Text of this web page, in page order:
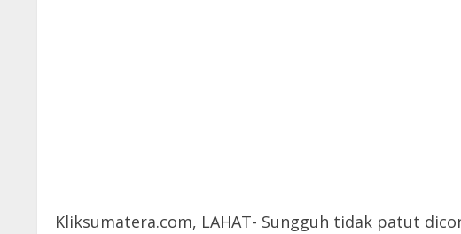
Kliksumatera.com, LAHAT- Sungguh tidak patut